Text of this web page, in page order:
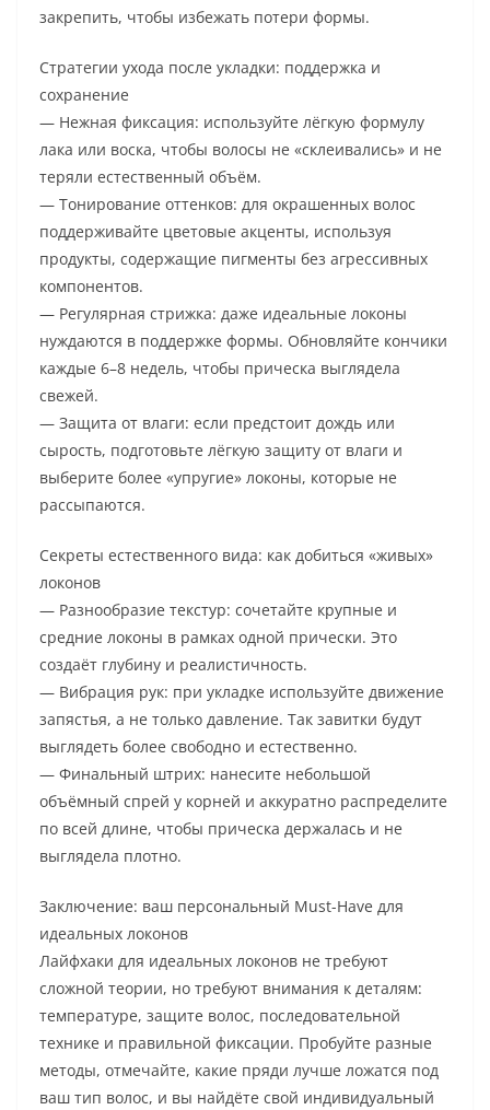
закрепить, чтобы избежать потери формы.
Стратегии ухода после укладки: поддержка и
сохранение
— Нежная фиксация: используйте лёгкую формулу
лака или воска, чтобы волосы не «склеивались» и не
теряли естественный объём.
— Тонирование оттенков: для окрашенных волос
поддерживайте цветовые акценты, используя
продукты, содержащие пигменты без агрессивных
компонентов.
— Регулярная стрижка: даже идеальные локоны
нуждаются в поддержке формы. Обновляйте кончики
каждые 6–8 недель, чтобы прическа выглядела
свежей.
— Защита от влаги: если предстоит дождь или
сырость, подготовьте лёгкую защиту от влаги и
выберите более «упругие» локоны, которые не
рассыпаются.
Секреты естественного вида: как добиться «живых»
локонов
— Разнообразие текстур: сочетайте крупные и
средние локоны в рамках одной прически. Это
создаёт глубину и реалистичность.
— Вибрация рук: при укладке используйте движение
запястья, а не только давление. Так завитки будут
выглядеть более свободно и естественно.
— Финальный штрих: нанесите небольшой
объёмный спрей у корней и аккуратно распределите
по всей длине, чтобы прическа держалась и не
выглядела плотно.
Заключение: ваш персональный Must-Have для
идеальных локонов
Лайфхаки для идеальных локонов не требуют
сложной теории, но требуют внимания к деталям:
температуре, защите волос, последовательной
технике и правильной фиксации. Пробуйте разные
методы, отмечайте, какие пряди лучше ложатся под
ваш тип волос, и вы найдёте свой индивидуальный